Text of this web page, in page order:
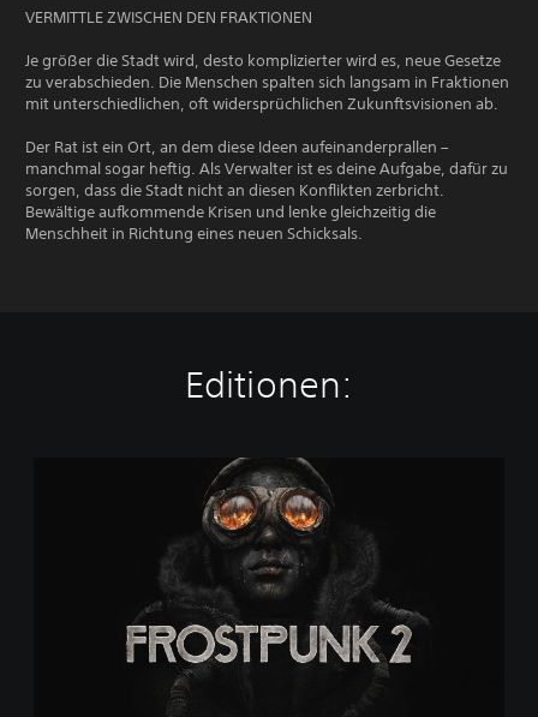
VERMITTLE ZWISCHEN DEN FRAKTIONEN
Je größer die Stadt wird, desto komplizierter wird es, neue Gesetze
zu verabschieden. Die Menschen spalten sich langsam in Fraktionen
mit unterschiedlichen, oft widersprüchlichen Zukunftsvisionen ab.
Der Rat ist ein Ort, an dem diese Ideen aufeinanderprallen –
manchmal sogar heftig. Als Verwalter ist es deine Aufgabe, dafür zu
sorgen, dass die Stadt nicht an diesen Konflikten zerbricht.
Bewältige aufkommende Krisen und lenke gleichzeitig die
Menschheit in Richtung eines neuen Schicksals.
Editionen: